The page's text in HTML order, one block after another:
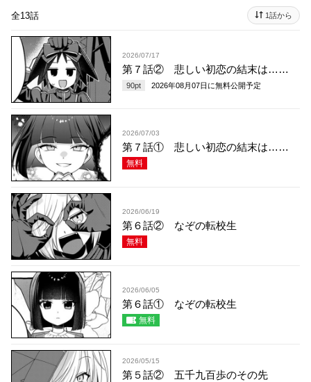
全13話 1話から
2026/07/17
第７話② 悲しい初恋の結末は……
90pt 2026年08月07日 に無料公開予定
2026/07/03
第７話① 悲しい初恋の結末は……
無料
2026/06/19
第６話② なぞの転校生
無料
2026/06/05
第６話① なぞの転校生
無料
2026/05/15
第５話② 五千九百歩のその先